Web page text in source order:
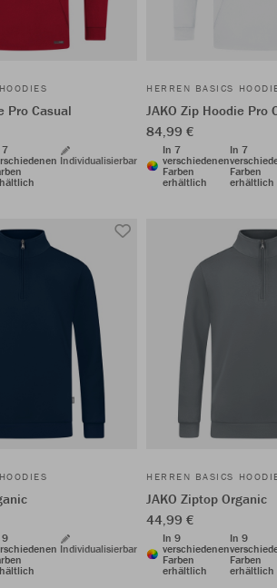
Pro Casual
7
Individualisierbar
HERREN BASICS
JAKO Zip Hoodie Pro
84,99 €
In 7
verschiedenen
Farben
erhältlich
In 7
Farben
erhältlich
9
Individualisierbar
HERREN BASICS
JAKO Ziptop Organic
44,99 €
In 9
verschiedenen
Farben
erhältlich
In 9
Farben
erhältlich